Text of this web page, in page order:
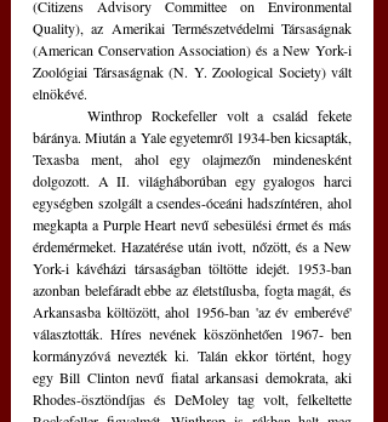
(Citizens Advisory Committee on Environmental
Quality), az Amerikai Természetvédelmi Társaságnak
(American Conservation Association) és a New York-i
Zoológiai Társaságnak (N. Y. Zoological Society) vált
elnökévé.
báránya. Miután a Yale egyetemről 1934-ben kicsapták,
Texasba ment, ahol egy olajmezőn mindenesként
dolgozott. A II. világháborúban egy gyalogos harci
egységben szolgált a csendes-óceáni hadszíntéren, ahol
megkapta a Purple Heart nevű sebesülési érmet és más
érdemérmeket. Hazatérése után ivott, nőzött, és a New
York-i kávéházi társaságban töltötte idejét. 1953-ban
azonban belefáradt ebbe az életstílusba, fogta magát, és
Arkansasba költözött, ahol 1956-ban 'az év emberévé'
választották. Híres nevének köszönhetően 1967- ben
kormányzóvá nevezték ki. Talán ekkor történt, hogy
egy Bill Clinton nevű fiatal arkansasi demokrata, aki
Rhodes-ösztöndíjas és DeMoley tag volt, felkeltette